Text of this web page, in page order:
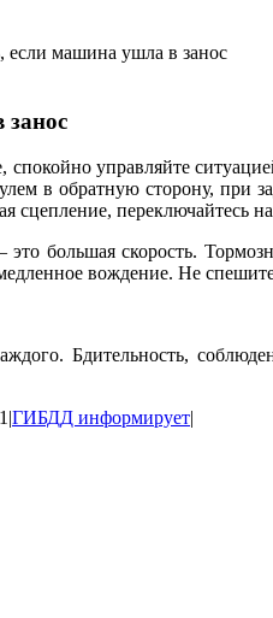
если машина ушла в занос
управляйте
в обратную сторону, при
сцепление,
большая скорость.
вождение. Не
Бдительность,
|ГИБДД информирует|